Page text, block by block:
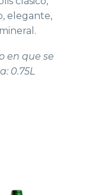
elegante,
en que se
0.75L